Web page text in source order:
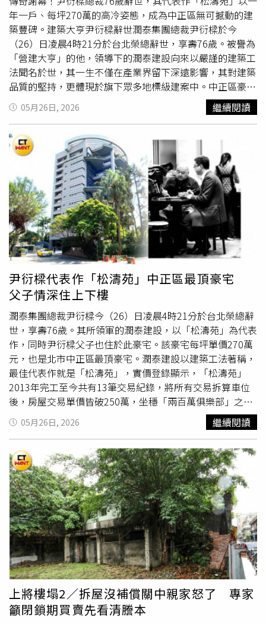
言，傳統「都市更新」不必全體所有人同意，因此不少地產
整合商吆喝了50％就「掛件」搶得先機，但像永和區這件
「福和段732地號」等2,700坪卡了260戶老屋主，一晃眼10
幾年地方已在抱怨「佔著茅坑不拉屎」，多次程序文書往返
補件時，地產商一直「展好展滿」展期每補個件一年又過去
了，整區住戶只能無奈屋況愈來愈差與長輩凋零，無奈都更
法令對「卡位」者簡直是帝王條款極盡呵護，一旦修法讓廠
商「百家爭鳴」只是平添區域不穩定性，陷兩難搞得一旦遇
到「搞事」廠商，地主嘆氣之餘官府也只能攤手。新北永和
資深房仲林明賜分析，老宅享有低公設比的實在大空間，加
上已與原住戶形成密不可分的感情，要說服現居持有者參與
都更實務上真的很難。（圖／方萬民攝）新北永和資深房仲
林明賜則提醒，一般都更往往「卡」在一樓店面不爽，像永
和這處都更案，一樓修車廠都更後「根本不可能就地營
業」，一旁的快炒店也可能因新房店面沒明火而做不下去。
他提醒，一般即使廠商喊出「一坪換一坪」，但別忘了扣除
公設與臨路退縮，因此一樓30坪黃金店面一旦都更，「店面
分得回一半面積就要偷笑了」他坦言若苗頭不對建議別耗
了，或許領錢走人各自精采。資深地政士蔡岳臻則舉他山之
石為例，一般「都更」和「危老」實際上可不是看房子危不
危險、舊不舊，而是「地段值不值錢」，出了雙北、台中、
高雄之外都更根本乏人問津，原先「居住安全」理念早已走
味，像推了9年的「危老」在嘉義市「也才不到5件成案」，
與周遭舊房子突兀地「狗皮膏藥」視覺衝擊，在雙北人口稠
密區肯定更是明顯。但他也坦言，都更像在嘉義市說都更也
只剩市府帶頭的那幾件，民間廠商無利可圖根本甩頭就走，
回頭看新北永和這件只因市府少了「大會審議」動作就平白
擱置了5年，「多少住戶等不了先走了」？呼籲新北市府須
對外提出正式檢討。儘管負責整合的新北都更建築經理公司
勝訴了，但董事長蔡錦宗面對CTWant去電詢問，卻表達不
受訪並掛斷電話，絲毫不見勝訴喜悅，260戶居民究竟何時
能住新家？至少短時間難了！
年一戶、每坪270萬的高冷姿態，成為中正區無可撼動的建
築豐碑。建築大亨尹衍樑辭世潤泰集團總裁尹衍樑於今
（26）日凌晨4時21分於台北榮總辭世，享壽76歲。被譽為
「營建大亨」的他，領導下的潤泰建設向來以嚴謹的建築工
法聞名於世，其一生不僅在產業界留下深遠影響，其對建築
品質的堅持，更體現於旗下眾多地標級建案中。中正區豪宅
之王松濤苑在尹衍樑眾多建築作品中，最具代表性的莫過於
「松濤苑」。該案鄰近總統府與植物園，入住門檻高達4、5
億元。自開賣以來，該案始終保持「佛系銷售」的節奏，幾
乎以每年僅成交一戶的速度尋覓有緣人。目前，松濤苑不僅
穩坐「兩百萬俱樂部」名單，其六樓戶曾創下單價270萬元
的紀錄，至今仍是台北市中正區最高單價豪宅的紀錄保持
者。頂規制震與國家級維安台灣房屋趨勢中心執行長張旭嵐
分析，松濤苑緊鄰8.2公頃的植物園，享有「台北市都市之
肺」的綠蔭視野。在規劃上，該建案不追求高樓層，而是強
調極致的制震與防災功能，甚至配備獨立供電系統與防災避
難室。此外，由於地理位置鄰近博愛特區，區段治安森嚴，
各項指標皆屬豪宅頂規，深受低調企業家族與富豪青睞。精
準布局與珍稀價值 台灣房屋集團趨勢中心資深經理陳定中指
出，松濤苑基地面積逾1200坪，前身為台灣銀行宿舍。
2008年潤泰集團以19.8億元取得土地，換算單價僅約159萬
元，以市中心精華地段而言，購地成本極具優勢。實價登錄
顯示，該案自2013年完工至今僅13筆交易紀錄，房屋單價
全數突破250萬，其中面積達443坪、總價8.7億元的頂樓
戶，則由潤泰尹家自行留住。豪宅市場的低調典範目前松濤
苑總戶數20戶中，多數樓層仍由原買方持有，僅二樓有轉售
紀錄。現階段售屋網上有9樓戶以4.29億元掛售，單價約
251.7萬元，內部維持毛胚屋狀態。張旭嵐認為，即便當前
頂級豪宅市場推陳出新，但松濤苑憑藉獨特的地理位置與建
築工法，依然在台灣豪宅史上佔有象徵性的地標地位。尹衍
樑今晨北榮病逝 昔因高血壓「身體2度亮紅燈」尹衍樑今晨
病逝 回顧76年傳奇「最斜槓人生」商界巨擘殞落！ 潤泰集
團總裁尹衍樑凌晨辭世 享壽75歲
05月26日, 2026 繼續閱讀
尹衍樑代表作「松濤苑」中正區最頂豪宅
父子情深住上下樓
潤泰集團總裁尹衍樑今（26）日凌晨4時21分於台北榮總辭
世，享壽76歲。其所領軍的潤泰建設，以「松濤苑」為代表
作，同時尹衍樑父子也住於此豪宅。該豪宅每坪單價270萬
元，也是北市中正區最頂豪宅。潤泰建設以建築工法著稱，
最佳代表作就是「松濤苑」，實價登錄顯示，「松濤苑」
2013年完工至今共有13筆交易紀錄，將所有交易拆算車位
後，房屋交易單價皆破250萬，坐穩「兩百萬俱樂部」之
列。社區最高單價為6樓戶270萬元，也是中正區最高單
價，使該案成為中正區最頂級的豪宅；而總價最高的戶別則
是頂樓戶443坪，8.7億元。「松濤苑」總戶數僅20戶，規
劃地上12層樓，每戶規劃約162、181坪，11、12樓甚至規
劃330坪，屋主包括起造人潤泰總裁尹衍樑，及兒子、南山
人壽董事長尹崇堯，大咖住戶還有華威創投的資深合夥人張
志成。尹崇堯於2022年以鵬霖投資公司名義，買下自家豪
宅11樓戶，以總價8.2億元、單價250萬元成交，就住在父
親樓下。據了解，尹衍樑年輕時曾邊上班邊攻讀博士學位，
「晚上右手寫論文、左手抱剛出生的尹崇堯」；知情人士也
指出，尹衍樑珍惜親子關係，不時會找尹崇堯聚聚，父子倆
住在自家豪宅上下樓層，可見父子情深。台灣房屋趨勢中心
執行長張旭嵐分析，「松濤苑」緊鄰占地約8.2公頃的植物
園，坐享「台北市都市之肺」，遼闊的綠蔭景觀視野，猶如
社區後花園；整體規劃雖非走高樓豪宅路線，不過強調制震
05月26日, 2026 繼續閱讀
上將樓塌2／拆屋沒補償關中親家怒了 專家
籲閉鎖期買賣先看清謄本